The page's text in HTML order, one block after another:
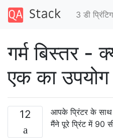
3 डी प्रिंटिग
गर्म बिस्तर -
एक का
12
आपके प्रिंटर के साथ
मैंने पूरे प्रिंट में 90